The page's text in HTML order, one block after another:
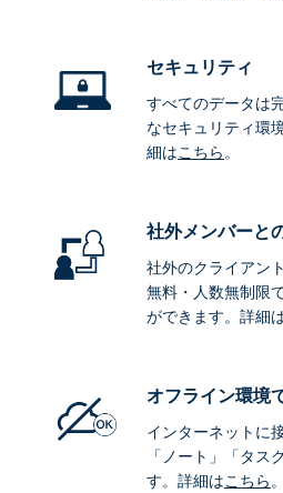
セキュリティ
すべてのデータは
なセキュリティ環
細はこちら。
社外メンバーと
社外のクライアン
無料・人数無制限
ができます。詳細
オフライン環境
インターネットに
「ノート」「タス
す。詳細はこちら。